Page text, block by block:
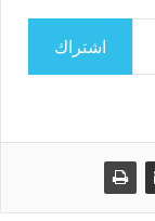
اشتراك